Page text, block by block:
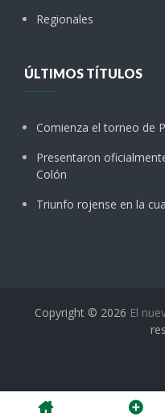
Regionales
ÚLTIMOS TÍTULOS
Comienza el torneo de
Presentaron
Colón
Triunfo rojense en la
Copyright © 2026 El